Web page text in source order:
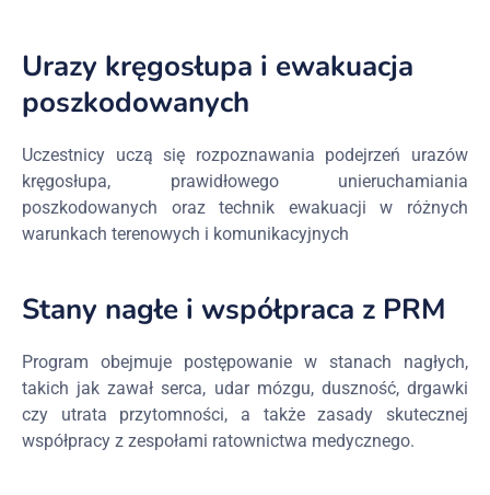
Urazy kręgosłupa i ewakuacja
poszkodowanych
Uczestnicy uczą się rozpoznawania podejrzeń urazów
kręgosłupa, prawidłowego unieruchamiania
poszkodowanych oraz technik ewakuacji w różnych
warunkach terenowych i komunikacyjnych
Stany nagłe i współpraca z PRM
Program obejmuje postępowanie w stanach nagłych,
takich jak zawał serca, udar mózgu, duszność, drgawki
czy utrata przytomności, a także zasady skutecznej
współpracy z zespołami ratownictwa medycznego.